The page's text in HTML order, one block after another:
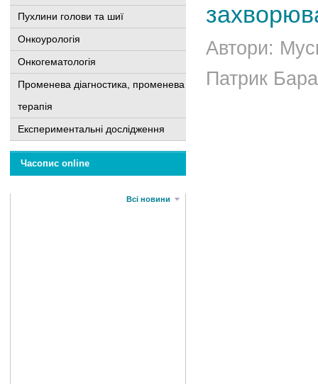
Пухлини голови та шиї
Онкоурологія
Онкогематологія
Променева діагностика, променева
терапія
Експериментальні дослідження
Часопис online
Всі новини
Автори:
Патрик